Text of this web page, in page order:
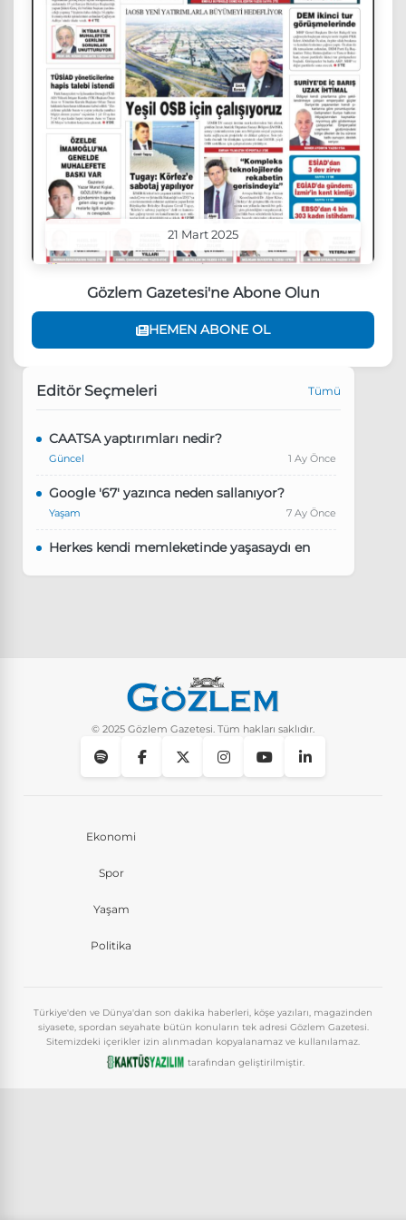
21 Mart 2025
Gözlem Gazetesi'ne Abone Olun
HEMEN ABONE OL
Editör Seçmeleri Tümü
CAATSA yaptırımları nedir?
Güncel 1 Ay Önce
Google '67' yazınca neden sallanıyor?
Yaşam 7 Ay Önce
Herkes kendi memleketinde yaşasaydı en
Instagram’da keşfet nasıl temizlenir?
© 2025 Gözlem Gazetesi. Tüm hakları saklıdır.
Ekonomi
Spor
Yaşam
Politika
Türkiye'den ve Dünya'dan son dakika haberleri, köşe yazıları, magazinden
siyasete, spordan seyahate bütün konuların tek adresi Gözlem Gazetesi.
Sitemizdeki içerikler izin alınmadan kopyalanamaz ve kullanılamaz.
tarafından geliştirilmiştir.